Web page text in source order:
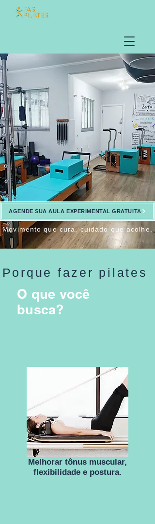
Movimento que cura, cuidado que acolhe.
AGENDE SUA AULA EXPERIMENTAL GRATUITA
Porque fazer pilates
O que você
busca?
Melhorar tônus muscular,
flexibilidade e postura.